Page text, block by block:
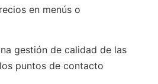
en menús o
gestión de calidad de las
puntos de contacto